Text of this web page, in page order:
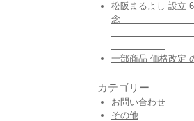
松阪まるよし 設立
一部商品 価格改定
カテゴリー
お問い合わせ
その他